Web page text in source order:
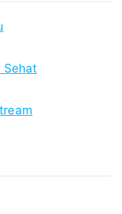
Sehat